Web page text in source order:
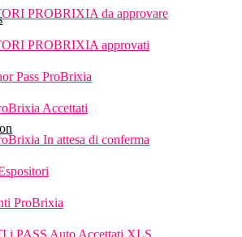
PROBRIXIA da approvare
PROBRIXIA approvati
Pass ProBrixia
Accettati
In attesa di conferma
ProBrixia
i PASS Auto Accettati XLS